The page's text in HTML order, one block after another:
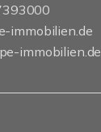
immobilien.de
immobilien.de